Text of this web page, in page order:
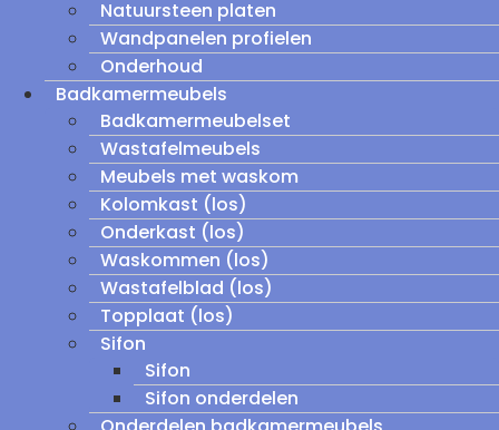
Natuursteen platen
Wandpanelen profielen
Onderhoud
Badkamermeubels
Badkamermeubelset
Wastafelmeubels
Meubels met waskom
Kolomkast (los)
Onderkast (los)
Waskommen (los)
Wastafelblad (los)
Topplaat (los)
Sifon
Sifon
Sifon onderdelen